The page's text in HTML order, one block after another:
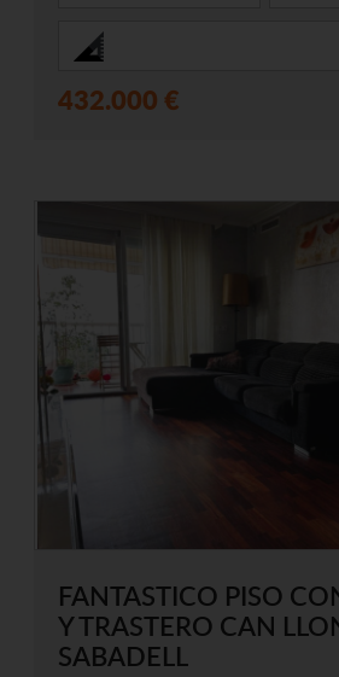
432.000 €
FANTASTICO PISO
Y TRASTERO CAN
SABADELL